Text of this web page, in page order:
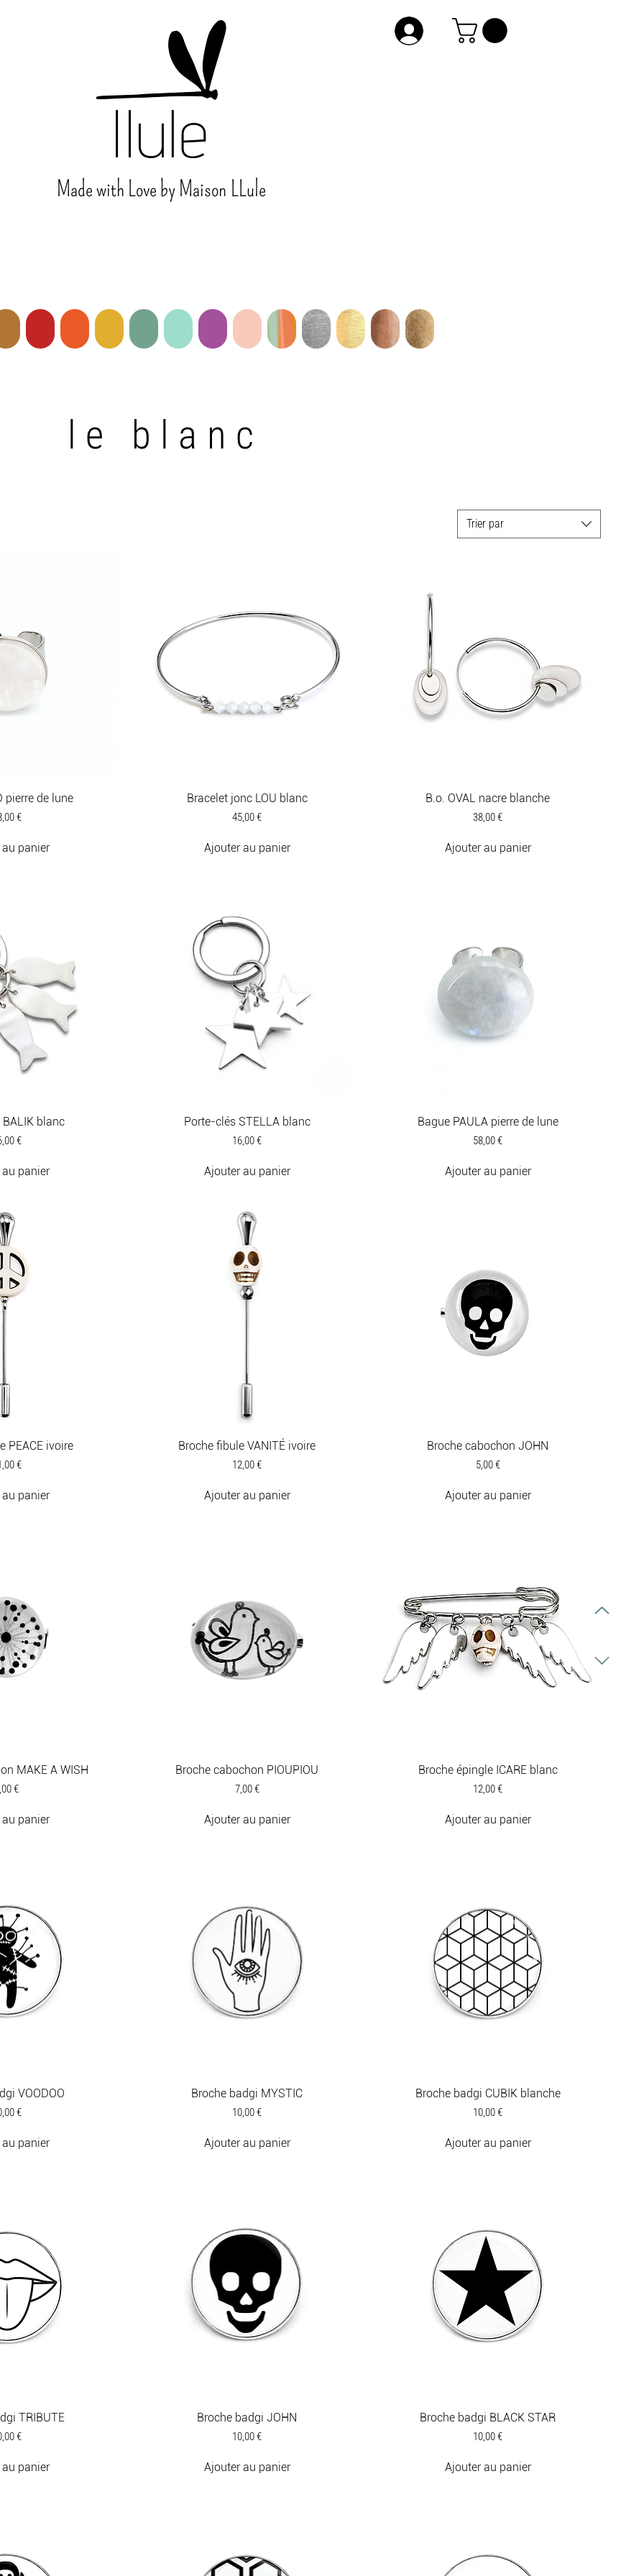
Made with Love by Maison LLule
le blanc
le blanc
Trier par
pierre de lune
€
panier
Bracelet jonc LOU blanc
Prix
45,00 €
Ajouter au panier
B.o. OVAL nacre blanche
Prix
38,00 €
Ajouter au panier
blanc
€
panier
Porte-clés STELLA blanc
Prix
16,00 €
Ajouter au panier
Bague PAULA pierre de lune
Prix
58,00 €
Ajouter au panier
PEACE ivoire
€
panier
Broche fibule VANITÉ ivoire
Prix
12,00 €
Ajouter au panier
Broche cabochon JOHN
Prix
5,00 €
Ajouter au panier
MAKE A WISH
€
panier
Broche cabochon PIOUPIOU
Prix
7,00 €
Ajouter au panier
Broche épingle ICARE blanc
Prix
12,00 €
Ajouter au panier
VOODOO
€
panier
Broche badgi MYSTIC
Prix
10,00 €
Ajouter au panier
Broche badgi CUBIK blanche
Prix
10,00 €
Ajouter au panier
TRIBUTE
€
panier
Broche badgi JOHN
Prix
10,00 €
Ajouter au panier
Broche badgi BLACK STAR
Prix
10,00 €
Ajouter au panier